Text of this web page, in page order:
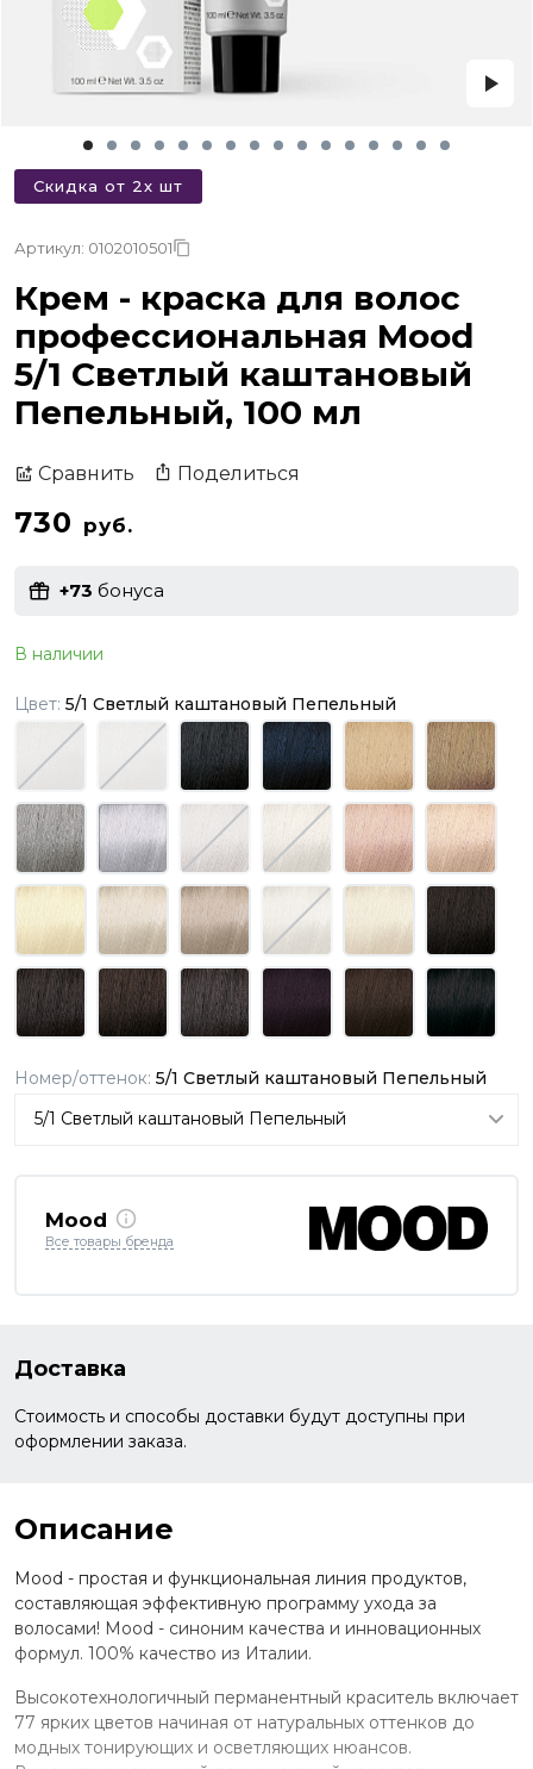
Скидка от 2х шт
Артикул: 0102010501
Крем - краска для волос
профессиональная Mood
5/1 Светлый каштановый
Пепельный, 100 мл
Сравнить Поделиться
730 руб.
+73 бонуса
В наличии
Цвет: 5/1 Светлый каштановый Пепельный
Номер/оттенок: 5/1 Светлый каштановый Пепельный
Mood
Все товары бренда
Доставка
Стоимость и способы доставки будут доступны при
оформлении заказа.
Описание
Mood - простая и функциональная линия продуктов,
составляющая эффективную программу ухода за
волосами! Mood - синоним качества и инновационных
формул. 100% качество из Италии.
Высокотехнологичный перманентный краситель включает
77 ярких цветов начиная от натуральных оттенков до
модных тонирующих и осветляющих нюансов.